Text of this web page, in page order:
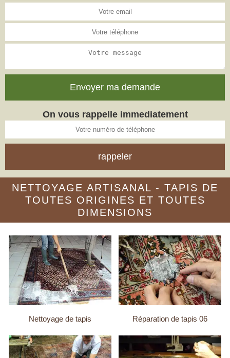
On vous rappelle immediatement
NETTOYAGE ARTISANAL - TAPIS DE
TOUTES ORIGINES ET TOUTES
DIMENSIONS
Nettoyage de tapis Réparation de tapis 06